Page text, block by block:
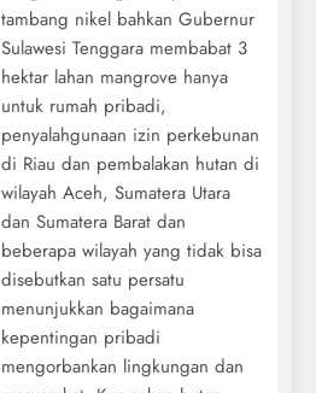
tambang nikel bahkan Gubernur
Sulawesi Tenggara membabat 3
hektar lahan mangrove hanya
untuk rumah pribadi,
penyalahgunaan izin perkebunan
di Riau dan pembalakan hutan di
wilayah Aceh, Sumatera Utara
dan Sumatera Barat dan
beberapa wilayah yang tidak bisa
disebutkan satu persatu
menunjukkan bagaimana
kepentingan pribadi
mengorbankan lingkungan dan